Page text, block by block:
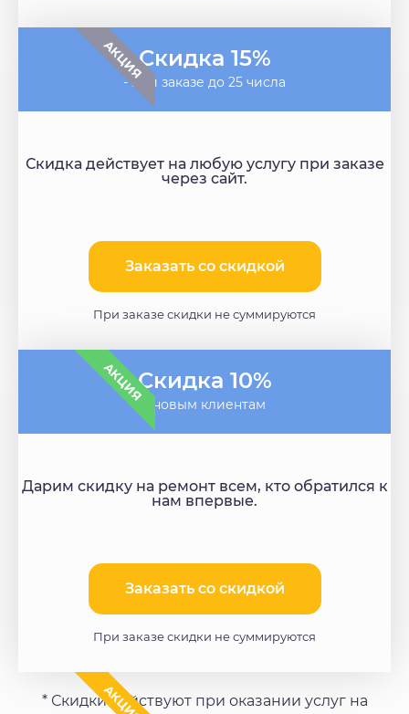
АКЦИЯСкидка 15%
- при заказе до 25 числа
Скидка действует на любую услугу при заказе
через сайт.
Заказать со скидкой
При заказе скидки не суммируются
АКЦИЯСкидка 10%
- новым клиентам
Дарим скидку на ремонт всем, кто обратился к
нам впервые.
Заказать со скидкой​
При заказе скидки не суммируются
АКЦИЯ
* Скидки действуют при оказании услуг на